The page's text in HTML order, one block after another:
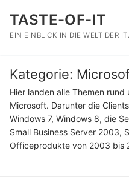
Inhalt
springen
TASTE-OF-IT
EIN EINBLICK IN DIE WELT DER IT.
Kategorie:
Hier landen alle Themen
Microsoft. Darunter die
Windows 7, Windows 8, die
Small Business Server 2003,
Officeprodukte von 2003 bis